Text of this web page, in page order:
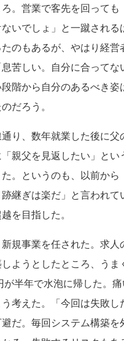
。営業で客先を回っても
いでしょ」と一蹴される
のもあるが、やはり経
苦しい。自分に合ってな
階から自分のあるべき姿
だろう。
り、数年就業した後に父
親父を見返したい」とい
。というのも、以前か
継ぎは楽だ」と言われて
を目指した。
規事業を任された。求人
ようとしたところ、うま
が半年で水泡に帰した。
考えた。「今回は失敗し
だ。毎回システム構築を